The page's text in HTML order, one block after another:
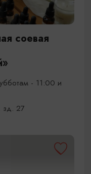
соевая
- 11:00 и
зд. 27